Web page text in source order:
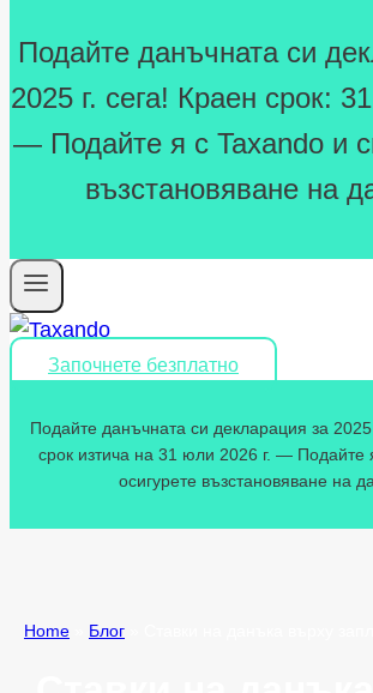
Подайте данъчната си
2025 г. сега! Краен срок:
— Подайте я с Taxando и
възстановяване на
Започнете безплатно
Подайте данъчната си декларация за 2025
срок изтича на 31 юли 2026 г. — Подайте
осигурете възстановяване на
Home Блог